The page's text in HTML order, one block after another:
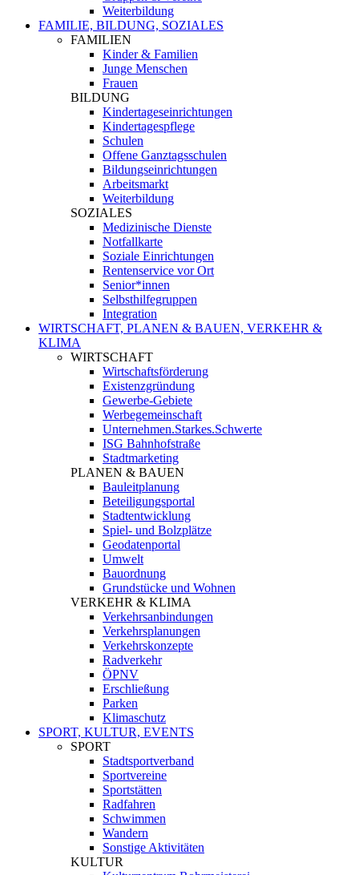
Weiterbildung
FAMILIE, BILDUNG, SOZIALES
FAMILIEN
Kinder & Familien
Junge Menschen
Frauen
BILDUNG
Kindertageseinrichtungen
Kindertagespflege
Schulen
Offene Ganztagsschulen
Bildungseinrichtungen
Arbeitsmarkt
Weiterbildung
SOZIALES
Medizinische Dienste
Notfallkarte
Soziale Einrichtungen
Rentenservice vor Ort
Senior*innen
Selbsthilfegruppen
Integration
WIRTSCHAFT, PLANEN & BAUEN, VERKEHR &
KLIMA
WIRTSCHAFT
Wirtschaftsförderung
Existenzgründung
Gewerbe-Gebiete
Werbegemeinschaft
Unternehmen.Starkes.Schwerte
ISG Bahnhofstraße
Stadtmarketing
PLANEN & BAUEN
Bauleitplanung
Beteiligungsportal
Stadtentwicklung
Spiel- und Bolzplätze
Geodatenportal
Umwelt
Bauordnung
Grundstücke und Wohnen
VERKEHR & KLIMA
Verkehrsanbindungen
Verkehrsplanungen
Verkehrskonzepte
Radverkehr
ÖPNV
Erschließung
Parken
Klimaschutz
SPORT, KULTUR, EVENTS
SPORT
Stadtsportverband
Sportvereine
Sportstätten
Radfahren
Schwimmen
Wandern
Sonstige Aktivitäten
KULTUR